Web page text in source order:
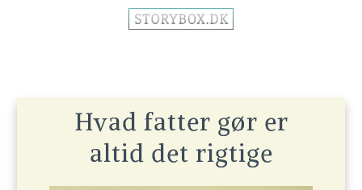
Hvad fatter gør er
altid det rigtige